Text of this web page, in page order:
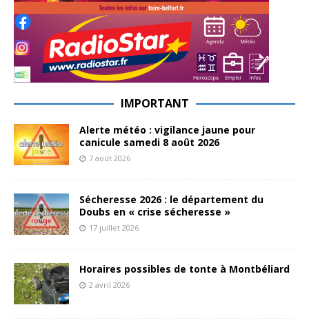
IMPORTANT
Alerte météo : vigilance jaune pour
canicule samedi 8 août 2026
7 août 2026
Sécheresse 2026 : le département du
Doubs en « crise sécheresse »
17 juillet 2026
Horaires possibles de tonte à Montbéliard
2 avril 2026